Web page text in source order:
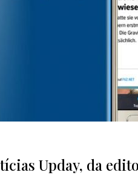
Upday, da